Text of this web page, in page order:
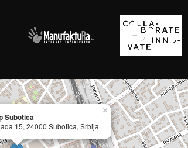
Subotica
15, 24000 Subotica, Srbija
×